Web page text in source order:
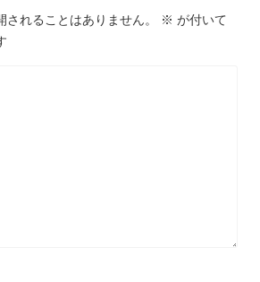
されることはありません。 ※ が付いて